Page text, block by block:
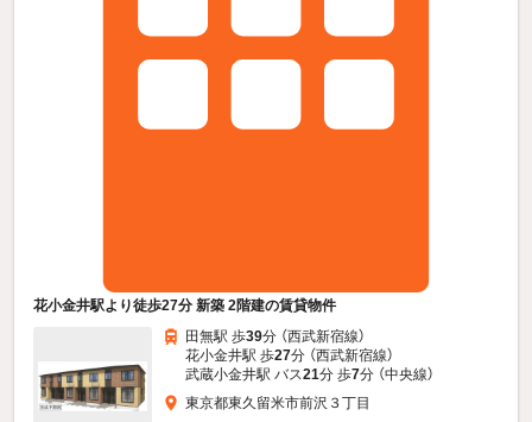
花小金井駅より徒歩27分 新築 2階建の賃貸物件
田無駅 歩39分 （西武新宿線）
花小金井駅 歩27分 （西武新宿線）
武蔵小金井駅 バス21分 歩7分 （中央線）
東京都東久留米市前沢３丁目